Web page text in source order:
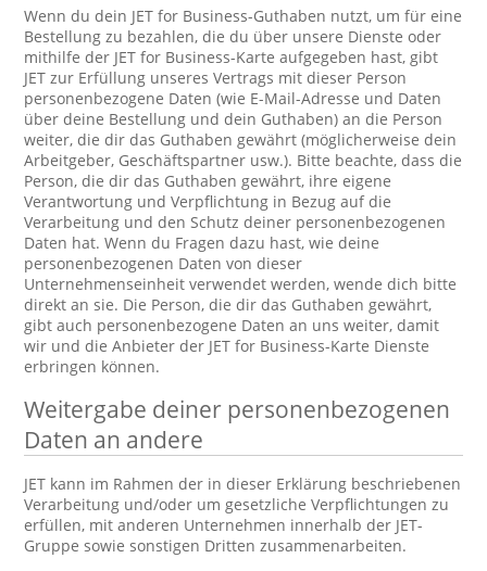
Wenn du dein JET for Business-Guthaben nutzt, um für eine
Bestellung zu bezahlen, die du über unsere Dienste oder
mithilfe der JET for Business-Karte aufgegeben hast, gibt
JET zur Erfüllung unseres Vertrags mit dieser Person
personenbezogene Daten (wie E-Mail-Adresse und Daten
über deine Bestellung und dein Guthaben) an die Person
weiter, die dir das Guthaben gewährt (möglicherweise dein
Arbeitgeber, Geschäftspartner usw.). Bitte beachte, dass die
Person, die dir das Guthaben gewährt, ihre eigene
Verantwortung und Verpflichtung in Bezug auf die
Verarbeitung und den Schutz deiner personenbezogenen
Daten hat. Wenn du Fragen dazu hast, wie deine
personenbezogenen Daten von dieser
Unternehmenseinheit verwendet werden, wende dich bitte
direkt an sie. Die Person, die dir das Guthaben gewährt,
gibt auch personenbezogene Daten an uns weiter, damit
wir und die Anbieter der JET for Business-Karte Dienste
erbringen können.
Weitergabe deiner personenbezogenen
Daten an andere
JET kann im Rahmen der in dieser Erklärung beschriebenen
Verarbeitung und/oder um gesetzliche Verpflichtungen zu
erfüllen, mit anderen Unternehmen innerhalb der JET-
Gruppe sowie sonstigen Dritten zusammenarbeiten.